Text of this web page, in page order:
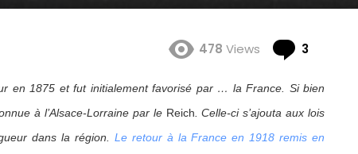
478 Views 3
en 1875 et fut initialement favorisé par … la France. Si bien
à l’Alsace-Lorraine par le Reich. Celle-ci s’ajouta aux lois
dans la région. Le retour à la France en 1918 remis en